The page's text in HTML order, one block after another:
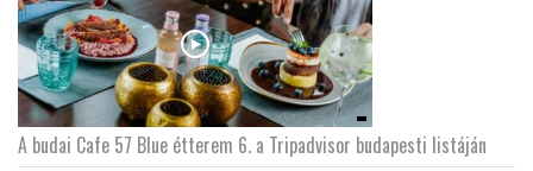
A budai Cafe 57 Blue étterem 6. a Tripadvisor budapesti listáján